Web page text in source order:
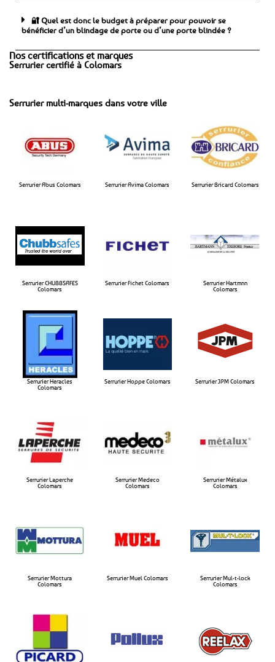
🔐 Quel est donc le budget à préparer pour pouvoir se
bénéficier d’un blindage de porte ou d’une porte blindée ?
Nos certifications et marques
Serrurier certifié à Colomars
Serrurier multi-marques dans votre ville
Serrurier Abus Colomars Serrurier Avima Colomars​ Serrurier Bricard Colomars​
Serrurier CHUBBSAFES
Colomars​
Serrurier Fichet Colomars​
Serrurier Hartmnn
Colomars​
Serrurier Heracles
Colomars​
Serrurier Hoppe Colomars​ Serrurier JPM Colomars​
Serrurier Laperche
Colomars​
Serrurier Medeco
Colomars​
Serrurier Métalux
Colomars​
Serrurier Mottura
Colomars​
Serrurier Muel Colomars​
Serrurier Mul-t-lock
Colomars​